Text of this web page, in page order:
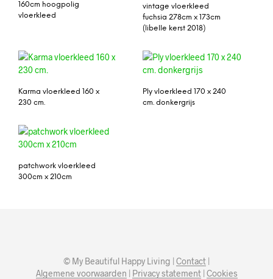
160cm hoogpolig
vloerkleed
vintage vloerkleed
fuchsia 278cm x 173cm
(libelle kerst 2018)
Karma vloerkleed 160 x
230 cm.
Ply vloerkleed 170 x 240
cm. donkergrijs
patchwork vloerkleed
300cm x 210cm
© My Beautiful Happy Living | Contact |
Algemene voorwaarden | Privacy statement| Cookies